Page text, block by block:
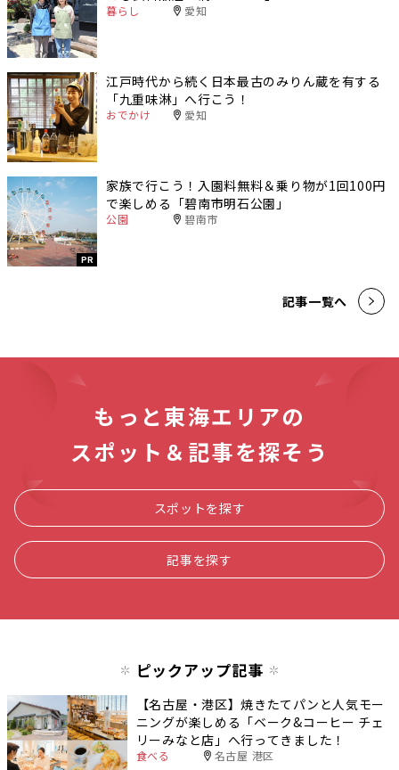
暮らし 愛知
江戸時代から続く日本最古のみりん蔵を有する
「九重味淋」へ行こう！
おでかけ 愛知
PR
家族で行こう！入園料無料＆乗り物が1回100円
で楽しめる「碧南市明石公園」
公園 碧南市
記事一覧へ
もっと東海エリアの
スポット＆記事を探そう
スポットを探す
記事を探す
ピックアップ記事
【名古屋・港区】焼きたてパンと人気モー
ニングが楽しめる「ベーク&コーヒー チェ
リーみなと店」へ行ってきました！
食べる 名古屋 港区